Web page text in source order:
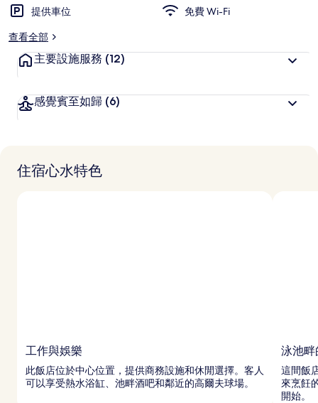
提供車位
免費 Wi-Fi
查看全部
主要設施服務 (12)
感覺賓至如歸 (6)
住宿心水特色
工作與娛樂
此飯店位於中心位置，提供商務設施和休閒選擇。客人
可以享受熱水浴缸、池畔酒吧和鄰近的高爾夫球場。
泳池畔
這間飯
來烹飪
開始。